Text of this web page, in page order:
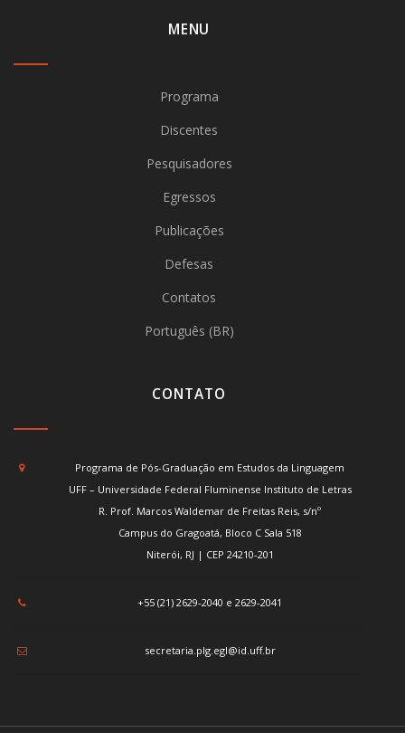
MENU
Programa
Discentes
Pesquisadores
Egressos
Publicações
Defesas
Contatos
Português (BR)
CONTATO
Programa de Pós-Graduação em Estudos da Linguagem
UFF – Universidade Federal Fluminense Instituto de Letras
R. Prof. Marcos Waldemar de Freitas Reis, s/nº
Campus do Gragoatá, Bloco C Sala 518
Niterói, RJ | CEP 24210-201
+55 (21) 2629-2040 e 2629-2041
secretaria.plg.egl@id.uff.br